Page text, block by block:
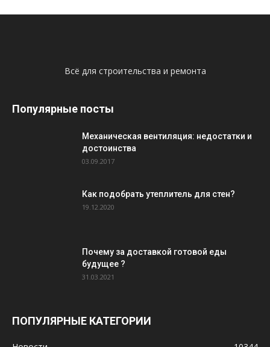
Всё для строительства и ремонта
Популярные посты
Механическая вентиляция: недостатки и
достоинства
03.09.2017
Как подобрать утеплитель для стен?
19.12.2020
Почему за доставкой готовой еды
будущее ?
31.03.2021
ПОПУЛЯРНЫЕ КАТЕГОРИИ